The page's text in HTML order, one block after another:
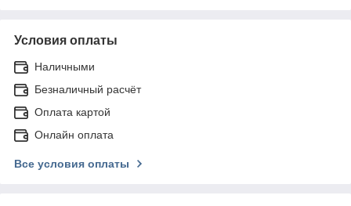
Условия оплаты
Наличными
Безналичный расчёт
Оплата картой
Онлайн оплата
Все условия оплаты